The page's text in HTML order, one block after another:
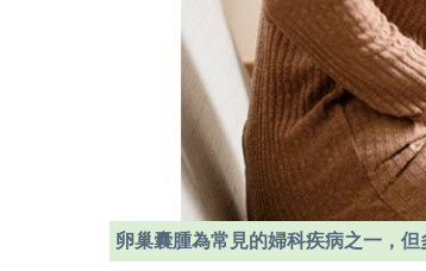
卵巢囊腫為常見的婦科疾病之一，但